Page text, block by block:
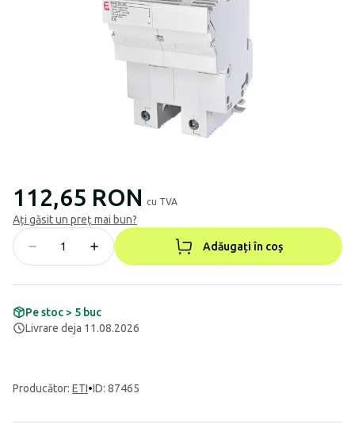
112,65 RON cu TVA
Ați găsit un preț mai bun?
Adăugați în coș
Pe stoc > 5 buc
Livrare deja 11.08.2026
Producător: ETI•ID: 87465